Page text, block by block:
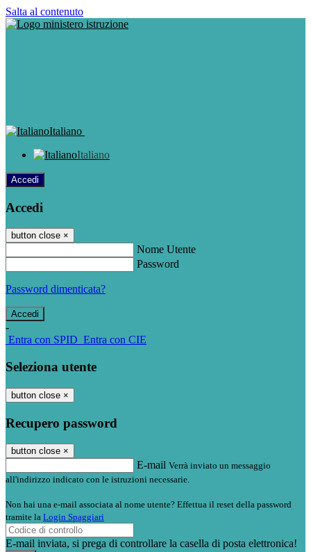
Salta al contenuto
Italiano
Italiano
Accedi
Accedi
button close ×
Nome Utente
Password
Password dimenticata?
-
Entra con SPID Entra con CIE
Seleziona utente
button close ×
Recupero password
button close ×
E-mail Verrà inviato un messaggio
all'indirizzo indicato con le istruzioni necessarie.
Non hai una e-mail associata al nome utente? Effettua il reset della password
tramite la Login Spaggiari
E-mail inviata, si prega di controllare la casella di posta elettronica!